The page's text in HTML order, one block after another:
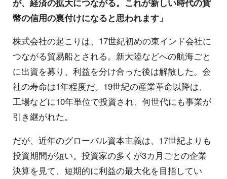
幣の信用の裏付けになると思われます」
株式会社の起こりは、17世紀初めの東インド会社に
つながる貿易船とされる。新大陸などへの航海ごと
に出資を募り、利益を分け合った後は解散した。会
社の寿命は1年程度だ。19世紀の産業革命以降は、
工場などに10年単位で投資され、何世代にも事業が
引き継がれた。
だが、近年のグローバル資本主義は、17世紀よりも
投資期間が短い。投資家の多くが3カ月ごとの企業
決算を見て、短期的に利益の最大化を目指してい